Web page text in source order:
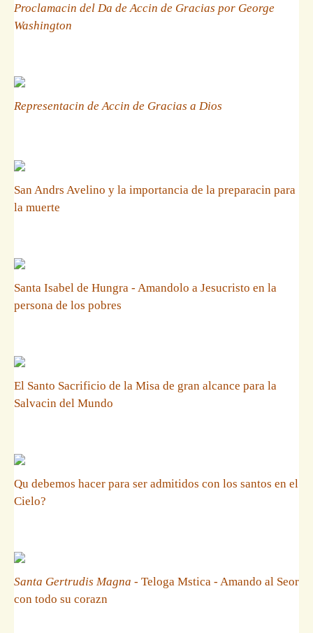
Proclamacin del Da de Accin de Gracias por George
Washington
Representacin de Accin de Gracias a Dios
San Andrs Avelino y la importancia de la preparacin para
la muerte
Santa Isabel de Hungra - Amandolo a Jesucristo en la
persona de los pobres
El Santo Sacrificio de la Misa de gran alcance para la
Salvacin del Mundo
Qu debemos hacer para ser admitidos con los santos en el
Cielo?
Santa Gertrudis Magna - Teloga Mstica - Amando al Seor
con todo su corazn